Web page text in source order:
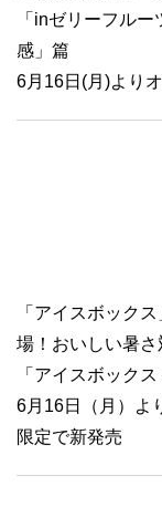
「inゼリーフル
感」篇
6月16日(月)より
「アイスボック
場！おいしい暑さ
「アイスボック
6月16日（月）よ
限定で新発売